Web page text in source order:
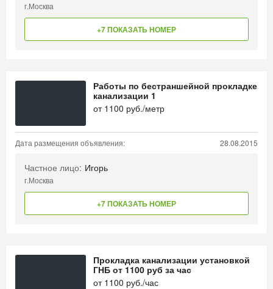
г.Москва
+7 ПОКАЗАТЬ НОМЕР
Работы по бестраншейной прокладке
канализации 1
от 1100 руб./метр
Дата размещения объявления: 28.08.2015
Частное лицо: Игорь
г.Москва
+7 ПОКАЗАТЬ НОМЕР
Прокладка канализации установкой
ГНБ от 1100 руб за час
от 1100 руб./час